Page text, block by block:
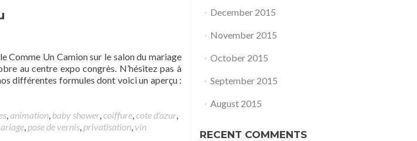
Comme Un Camion sur le salon du mariage
au centre expo congrès. N’hésitez pas à
différentes formules dont voici un aperçu :
,animation, baby shower,coiffure,cote d'azur,
, pose de vernis, privatisation, vin
December 2015
November 2015
October 2015
September 2015
August 2015
RECENT COMMENTS